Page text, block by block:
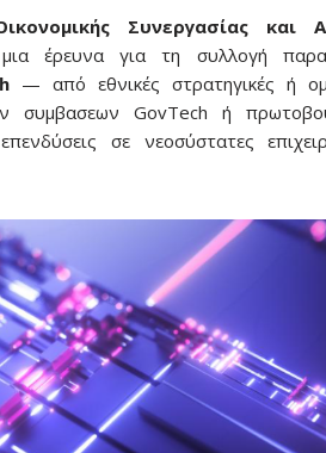
Συνεργασίας και
μια έρευνα για τη συλλογή
— από εθνικές στρατηγικές ή
συμβασεων GovTech ή
σε νεοσύστατες